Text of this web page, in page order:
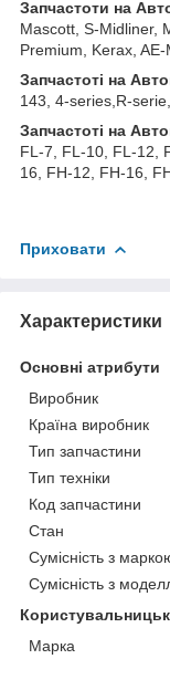
Запчастоти на
Mascott, S-Midliner,
Premium, Kerax,
Запчастоті на
143, 4-series,R-
Запчастоті на
FL-7, FL-10, FL-12,
16, FH-12, FH-16,
Приховати
Характеристики
Основні атрибути
Виробник
Країна виробник
Тип запчастини
Тип техніки
Код запчастини
Стан
Сумісність з
Сумісність з
Марка